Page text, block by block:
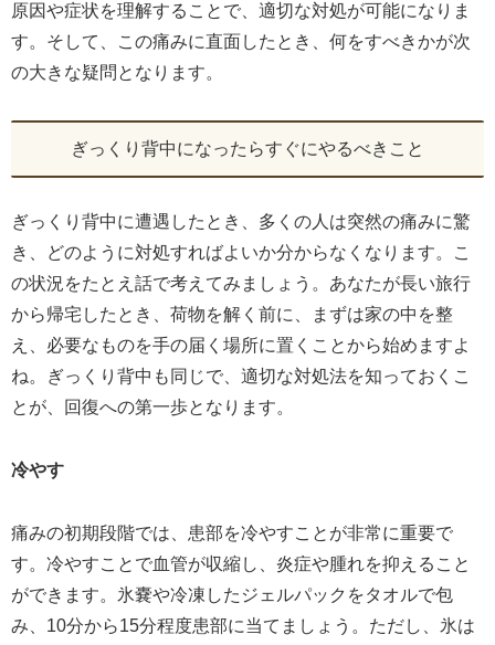
原因や症状を理解することで、適切な対処が可能になりま
す。そして、この痛みに直面したとき、何をすべきかが次
の大きな疑問となります。
ぎっくり背中になったらすぐにやるべきこと
ぎっくり背中に遭遇したとき、多くの人は突然の痛みに驚
き、どのように対処すればよいか分からなくなります。こ
の状況をたとえ話で考えてみましょう。あなたが長い旅行
から帰宅したとき、荷物を解く前に、まずは家の中を整
え、必要なものを手の届く場所に置くことから始めますよ
ね。ぎっくり背中も同じで、適切な対処法を知っておくこ
とが、回復への第一歩となります。
冷やす
痛みの初期段階では、患部を冷やすことが非常に重要で
す。冷やすことで血管が収縮し、炎症や腫れを抑えること
ができます。氷嚢や冷凍したジェルパックをタオルで包
み、10分から15分程度患部に当てましょう。ただし、氷は